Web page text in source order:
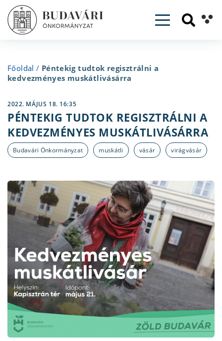
Toggle
Főoldal / Péntekig tudtok regisztrálni a
kedvezményes muskátlivásárra
2022. MÁJUS 18. 16:35
PÉNTEKIG TUDTOK REGISZTRÁLNI A
KEDVEZMÉNYES MUSKÁTLIVÁSÁRRA
Budavári Önkormányzat muskátli vásár virágvásár